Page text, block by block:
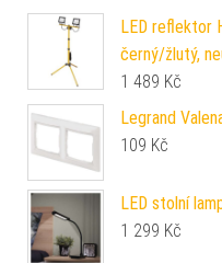
LED reflektor
černý/žlutý,
1 489 Kč
Legrand
109 Kč
LED stolní
1 299 Kč